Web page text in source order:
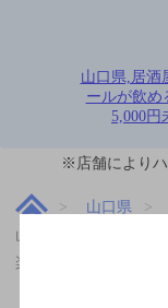
山口県,居酒
ールが飲め
5,000円
※店舗によりハ
山口県
山口県,居酒屋,ザ・
楽しめる,3,000円以上